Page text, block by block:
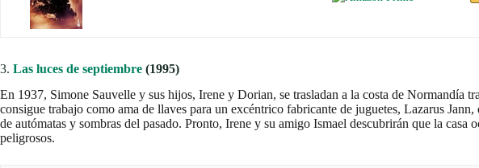
3. Las luces de septiembre (1995)
En 1937, Simone Sauvelle y sus hijos, Irene y Dorian, se trasladan a la costa de Normandía
consigue trabajo como ama de llaves para un excéntrico fabricante de juguetes, Lazarus
de autómatas y sombras del pasado. Pronto, Irene y su amigo Ismael descubrirán que la casa
peligrosos.